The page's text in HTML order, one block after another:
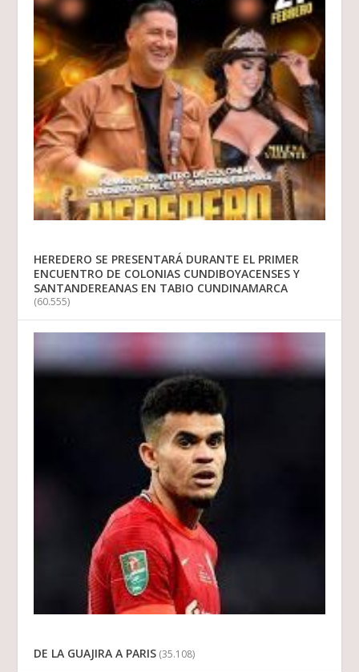
HEREDERO SE PRESENTARÁ DURANTE EL PRIMER
ENCUENTRO DE COLONIAS CUNDIBOYACENSES Y
SANTANDEREANAS EN TABIO CUNDINAMARCA
(60.555)
DE LA GUAJIRA A PARIS (35.108)